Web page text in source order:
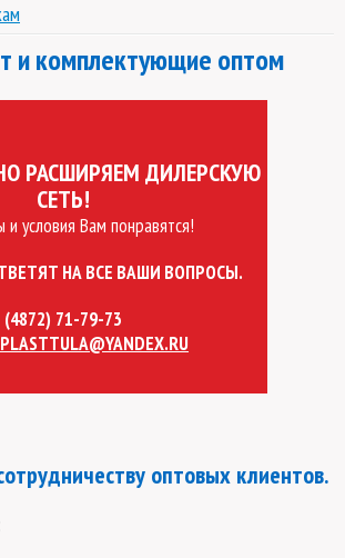
и комплектующие оптом
РАСШИРЯЕМ ДИЛЕРСКУЮ
СЕТЬ!
и условия Вам понравятся!
НА ВСЕ ВАШИ ВОПРОСЫ.
(4872) 71-79-73
оптовых клиентов.